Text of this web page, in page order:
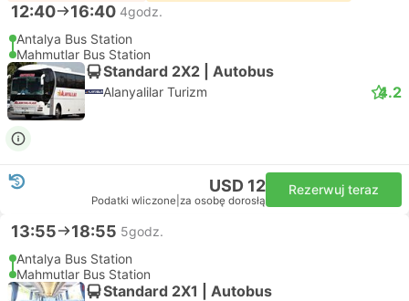
12:40 16:40 4godz.
Antalya Bus Station
Mahmutlar Bus Station
Standard 2X2 | Autobus
Alanyalilar Turizm 4.2
USD 12
Podatki wliczone za osobę dorosłą
Rezerwuj teraz
13:55 18:55 5godz.
Antalya Bus Station
Mahmutlar Bus Station
Standard 2X1 | Autobus